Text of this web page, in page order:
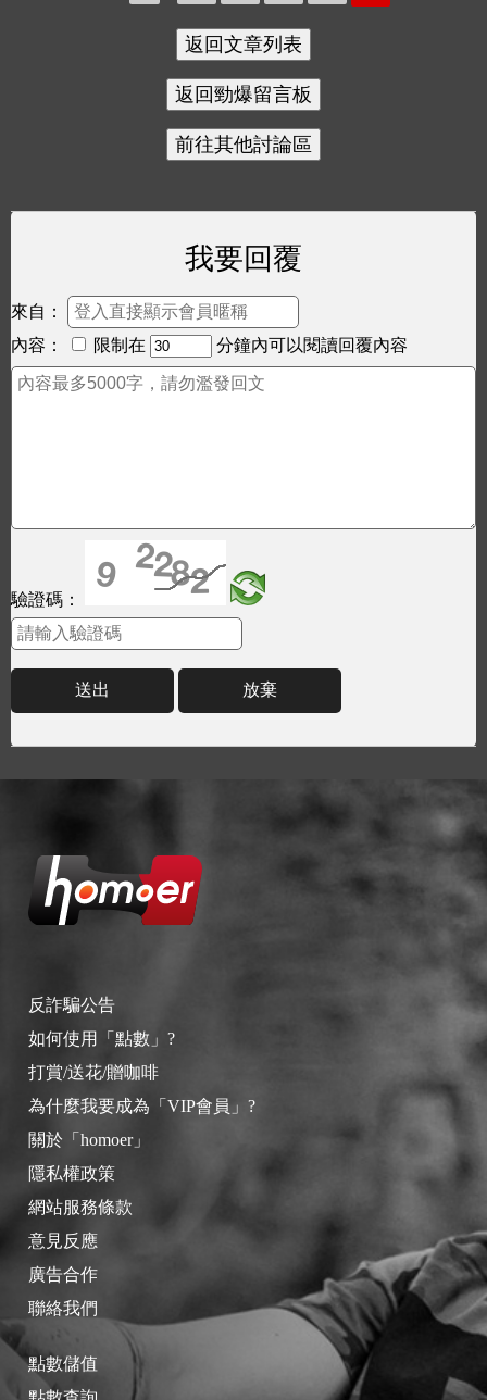
我要回覆
來自：
內容：
限制在 分鐘內可以閱讀回覆內容
驗證碼：
送出 放棄
反詐騙公告
如何使用「點數」?
打賞/送花/贈咖啡
為什麼我要成為「VIP會員」?
關於「homoer」
隱私權政策
網站服務條款
意見反應
廣告合作
聯絡我們
點數儲值